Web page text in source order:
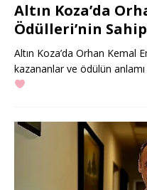
Altın Koza’da
Ödülleri’nin
Altın Koza’da Orhan Kemal
kazananlar ve ödülün